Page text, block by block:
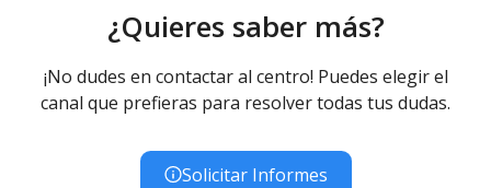
¿Quieres saber más?
¡No dudes en contactar al centro! Puedes elegir el
canal que prefieras para resolver todas tus dudas.
Solicitar Informes